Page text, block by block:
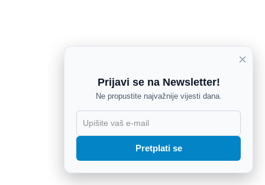
×
Prijavi se na Newsletter!
Ne propustite najvažnije vijesti dana.
Pretplati se